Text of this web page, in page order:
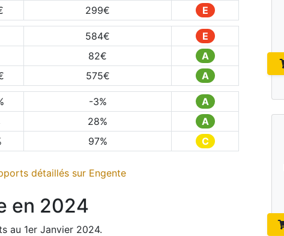
299€ E
584€
E
82€
A
575€ A
-3%
A
28%
A
97% C
détaillés sur Engente
en 2024
au 1er Janvier 2024.